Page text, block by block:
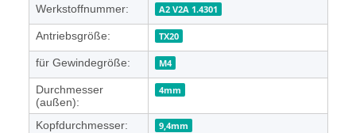
Werkstoffnummer: A2 V2A 1.4301
Antriebsgröße: TX20
für Gewindegröße: M4
Durchmesser
(außen):
4mm
Kopfdurchmesser: 9,4mm